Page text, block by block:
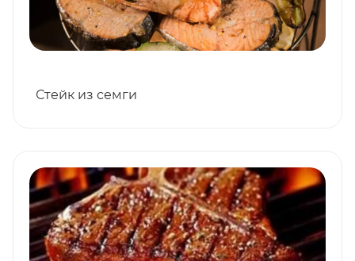
Стейк из семги